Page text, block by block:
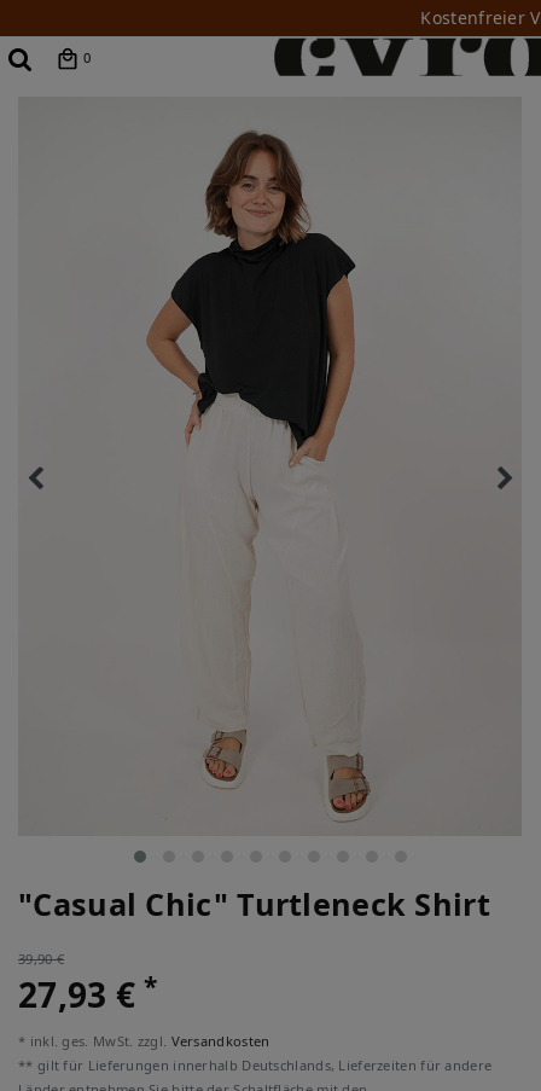
Kostenfreier
0
"Casual Chic" Turtleneck Shirt
39,90 €
27,93 €*
* inkl. ges. MwSt. zzgl. Versandkosten
** gilt für Lieferungen innerhalb Deutschlands, Lieferzeiten für andere